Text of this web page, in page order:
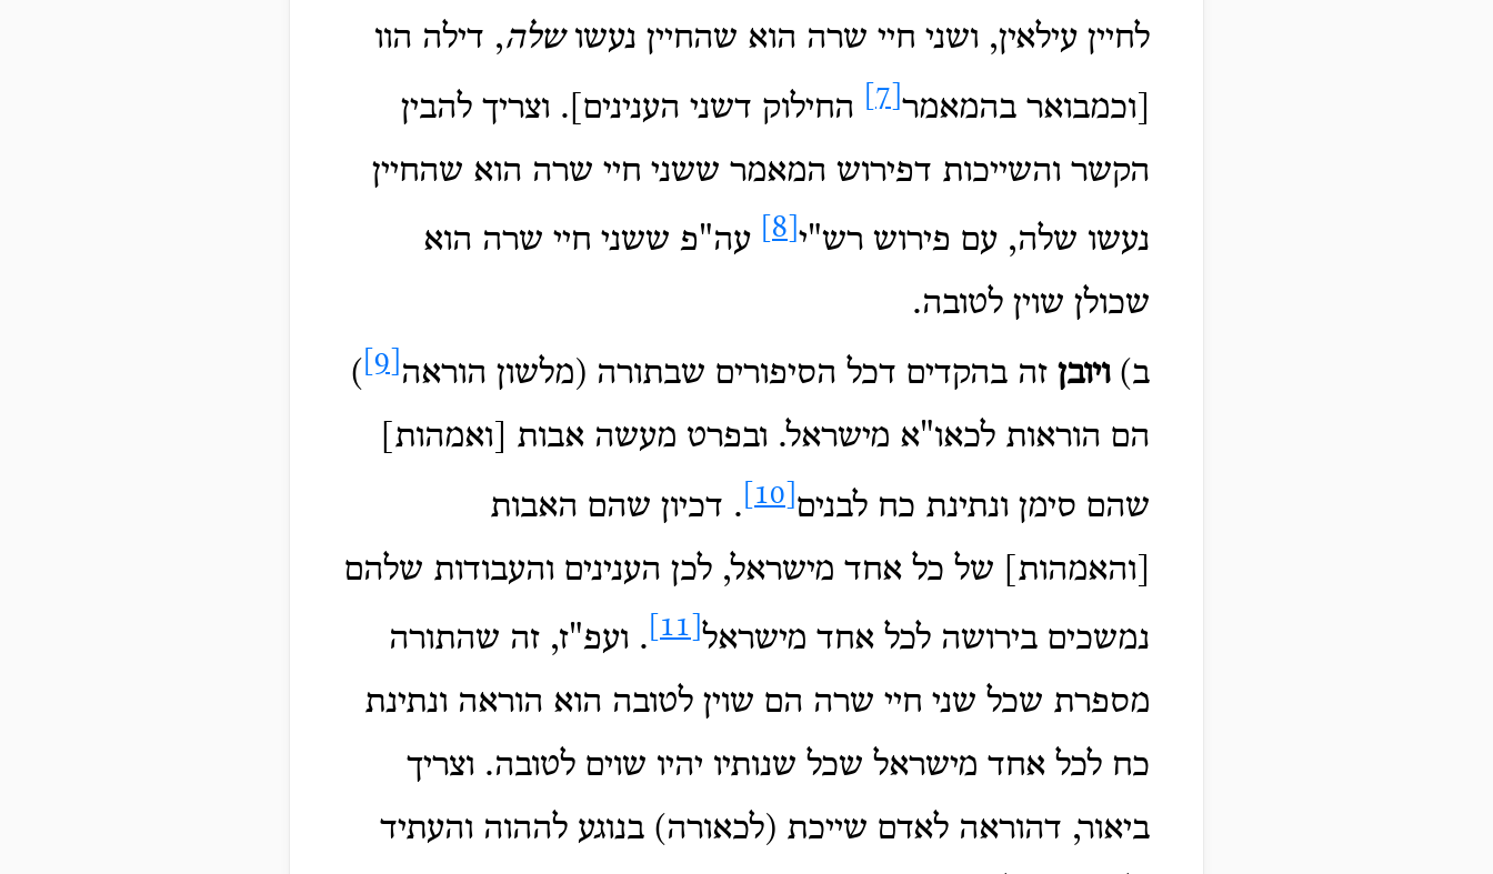
לחיין עילאין, ושני חיי שרה הוא שהחיין נעשושלה, דילה הוו
[וכמבואר בהמאמר
החילוק דשני הענינים]. וצריך להבין
הקשר והשייכות דפירוש המאמר ששני חיי שרה הוא שהחיין
נעשו שלה, עם פירוש רש"י
עה"פ ששני חיי שרה הוא
שכולן שוין לטובה.
ב)ויובן זה בהקדים דכל הסיפורים שבתורה (מלשון הוראה
)
הם הוראות לכאו"א מישראל. ובפרט מעשה אבות [ואמהות]
שהם סימן ונתינת כח לבנים
. דכיון שהם האבות
[והאמהות] של כל אחד מישראל, לכן הענינים והעבודות שלהם
נמשכים בירושה לכל אחד מישראל
. ועפ"ז, זה שהתורה
מספרת שכל שני חיי שרה הם שוין לטובה הוא הוראה ונתינת
כח לכל אחד מישראל שכל שנותיו יהיו שוים לטובה. וצריך
ביאור, דהוראה לאדם שייכת (לכאורה) בנוגע לההוה והעתיד